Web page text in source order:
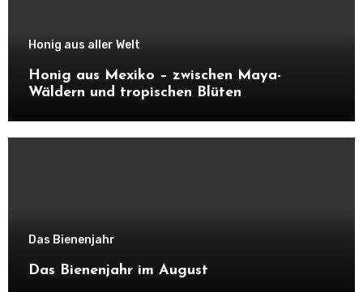
Honig aus aller Welt
Honig aus Mexiko – zwischen Maya-
Wäldern und tropischen Blüten
Das Bienenjahr
Das Bienenjahr im August